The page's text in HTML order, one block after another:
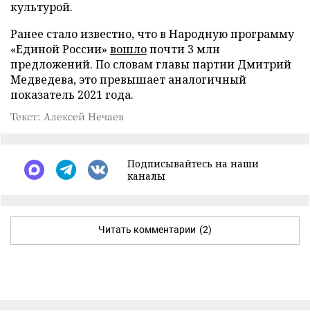
культурой.
Ранее стало известно, что в Народную программу
«Единой России» вошлопочти 3 млн
предложений. По словам главы партии Дмитрий
Медведева, это превышает аналогичный
показатель 2021 года.
Текст: Алексей Нечаев
Подписывайтесь на наши
каналы
Читать комментарии (2)